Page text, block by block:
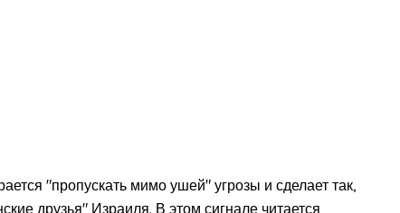
"пропускать мимо ушей" угрозы и сделает так,
друзья" Израиля. В этом сигнале читается